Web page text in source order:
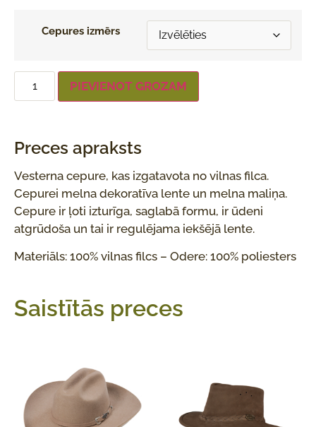
Cepures izmērs
PIEVIENOT GROZAM
Preces apraksts
Vesterna cepure, kas izgatavota no vilnas filca.
Cepurei melna dekoratīva lente un melna maliņa.
Cepure ir ļoti izturīga, saglabā formu, ir ūdeni
atgrūdoša un tai ir regulējama iekšējā lente.
Materiāls: 100% vilnas filcs – Odere: 100% poliesters
Saistītās preces